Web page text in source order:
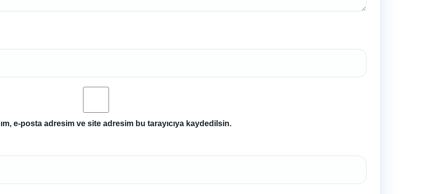
e-posta adresim ve site adresim bu tarayıcıya kaydedilsin.